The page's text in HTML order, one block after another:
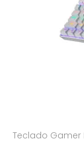
Teclado Gamer